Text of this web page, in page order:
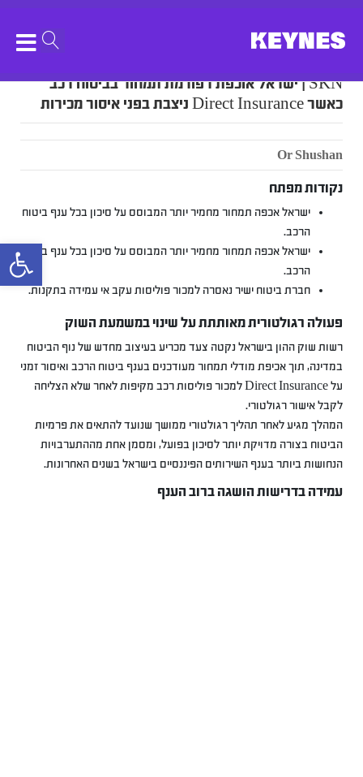
SKN | ישראל אוכפת רפורמת תמחור בביטוח רכב
כאשר Direct Insurance ניצבת בפני איסור מכירות
Or Shushan
נקודות מפתח
ישראל אכפה תמחור מחמיר יותר המבוסס על סיכון בכל ענף ביטוח
הרכב.
ישראל אכפה תמחור מחמיר יותר המבוסס על סיכון בכל ענף ביטוח
הרכב.
חברת ביטוח ישיר נאסרה למכור פוליסות עקב אי עמידה בתקנות.
פעולה רגולטורית מאותתת על שינוי במשמעת השוק
רשות שוק ההון בישראל נקטה צעד מכריע בעיצוב מחדש של נוף הביטוח
במדינה, תוך אכיפת מודלי תמחור מעודכנים בענף ביטוח הרכב ואיסור זמני
על Direct Insurance למכור פוליסות רכב מקיפות לאחר שלא הצליחה
לקבל אישור רגולטורי.
המהלך מגיע לאחר תהליך רגולטורי ממושך שנועד להתאים את פרמיות
הביטוח בצורה מדויקת יותר לסיכון בפועל, ומסמן אחת מההתערבויות
הנחושות ביותר בענף השירותים הפיננסיים בישראל בשנים האחרונות.
עמידה בדרישות הושגה ברוב הענף